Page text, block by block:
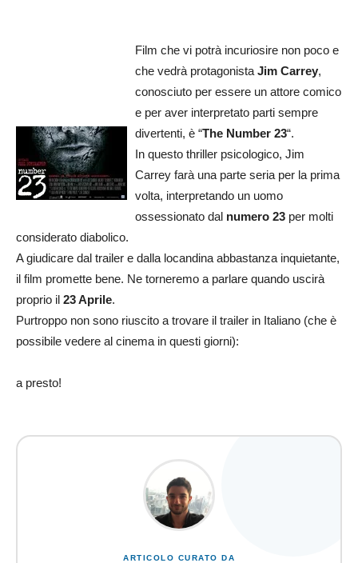
Film che vi potrà incuriosire non poco e
che vedrà protagonista Jim Carrey,
conosciuto per essere un attore comico
e per aver interpretato parti sempre
divertenti, è “The Number 23“.
In questo thriller psicologico, Jim
Carrey farà una parte seria per la prima
volta, interpretando un uomo
ossessionato dal numero 23 per molti
considerato diabolico.
A giudicare dal trailer e dalla locandina abbastanza inquietante,
il film promette bene. Ne torneremo a parlare quando uscirà
proprio il 23 Aprile.
Purtroppo non sono riuscito a trovare il trailer in Italiano (che è
possibile vedere al cinema in questi giorni):
a presto!
ARTICOLO CURATO DA